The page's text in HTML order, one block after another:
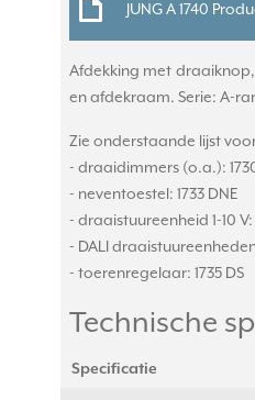
JUNG A 1740
Afdekking met
en afdekraam. Serie: A-
Zie onderstaande lijst
- draaidimmers (o.a.):
- neventoestel: 1733 DNE
- draaistuureenheid 1-10 V:
- DALI draaistuureenheden:
- toerenregelaar: 1735 DS
Technische
Specificatie